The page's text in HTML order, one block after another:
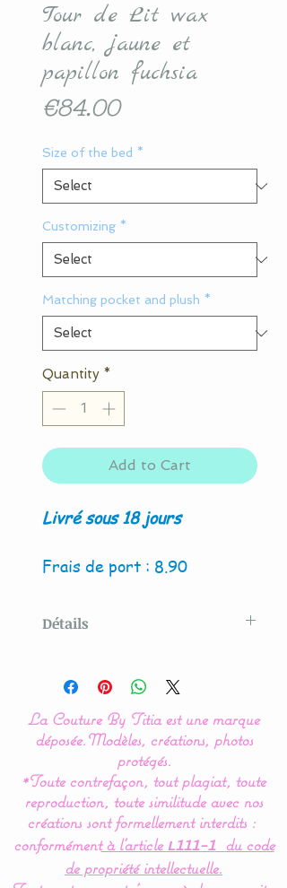
Tour de Lit wax
blanc, jaune et
papillon fuchsia
€84.00Price
Size of the bed *
Customizing *
Matching pocket and plush *
Quantity *
Add to Cart
Livré sous 18 jours
Frais de port : 8.90
Détails
Couture By Titia
Le tour de Lit est composé
de 3 coussins ( 60 x 45 cm)
: 1 pour la tête de lit et 2
autres pour les côtés.
Ce tour de lit Liberty
comporte une poche pour
La Couture By Titia est une marque
déposée.Modèles, créations, photos
protégés.
*Toute contrefaçon, tout plagiat, toute
reproduction, toute similitude avec nos
créations sont formellement interdits :
conformémentà l’article L111-1
du code
de propriété intellectuelle.